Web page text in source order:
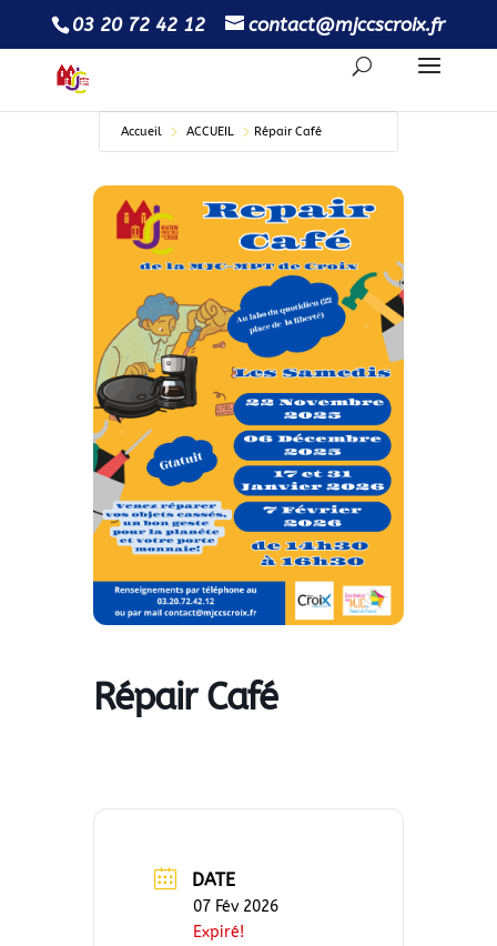
03 20 72 42 12 contact@mjccscroix.fr
Accueil ACCUEIL Répair Café
Répair Café
DATE
07 Fév 2026
Expiré!